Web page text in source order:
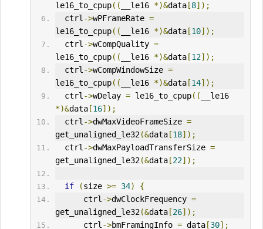
le16_to_cpup(( __le16 *)&data[8]);
  ctrl
->wPFrameRate =
le16_to_cpup(( __le16 *)&data[10]);
  ctrl
->wCompQuality =
le16_to_cpup(( __le16 *)&data[12]);
  ctrl
->wCompWindowSize =
le16_to_cpup(( __le16 *)&data[14]);
  ctrl
->wDelay = le16_to_cpup((
__le16
*)&data[16]);
  ctrl
->dwMaxVideoFrameSize =
get_unaligned_le32(&data[18]);
  ctrl
->dwMaxPayloadTransferSize =
get_unaligned_le32(&data[22]);
if (size >= 34)
{
      ctrl
->dwClockFrequency =
get_unaligned_le32(&data[26]);
      ctrl
->bmFramingInfo = data[30];